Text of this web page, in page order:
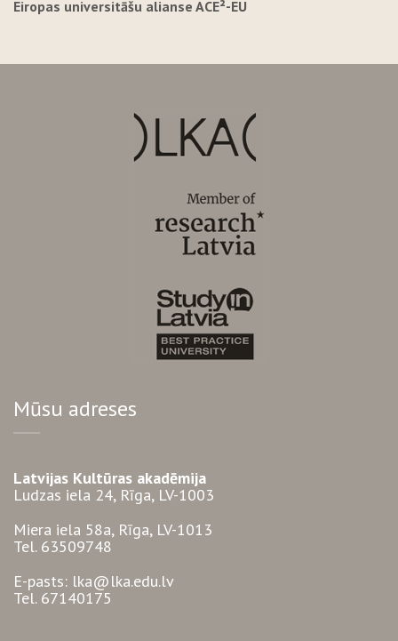
Eiropas universitāšu alianse ACE²-EU
Mūsu adreses
Latvijas Kultūras akadēmija
Ludzas iela 24, Rīga, LV-1003
Miera iela 58a, Rīga, LV-1013
Tel. 63509748
E-pasts: lka@lka.edu.lv
Tel. 67140175